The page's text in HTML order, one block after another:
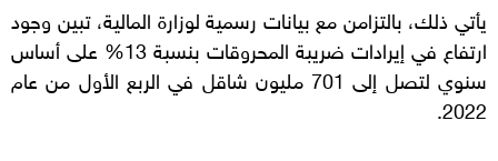
يأتي ذلك، بالتزامن مع بيانات رسمية لوزارة المالية، تبين وجود
ارتفاع في إيرادات ضريبة المحروقات بنسبة 13% على أساس
سنوي لتصل إلى 701 مليون شاقل في الربع الأول من عام
2022.